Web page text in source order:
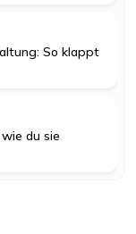
So klappt
du sie